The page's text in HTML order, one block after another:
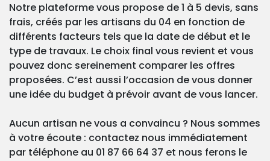
Notre plateforme vous propose de 1 à 5 devis, sans
frais, créés par les artisans du 04 en fonction de
différents facteurs tels que la date de début et le
type de travaux. Le choix final vous revient et vous
pouvez donc sereinement comparer les offres
proposées. C’est aussi l’occasion de vous donner
une idée du budget à prévoir avant de vous lancer.
Aucun artisan ne vous a convaincu ? Nous sommes
à votre écoute : contactez nous immédiatement
par téléphone au 01 87 66 64 37 et nous ferons le